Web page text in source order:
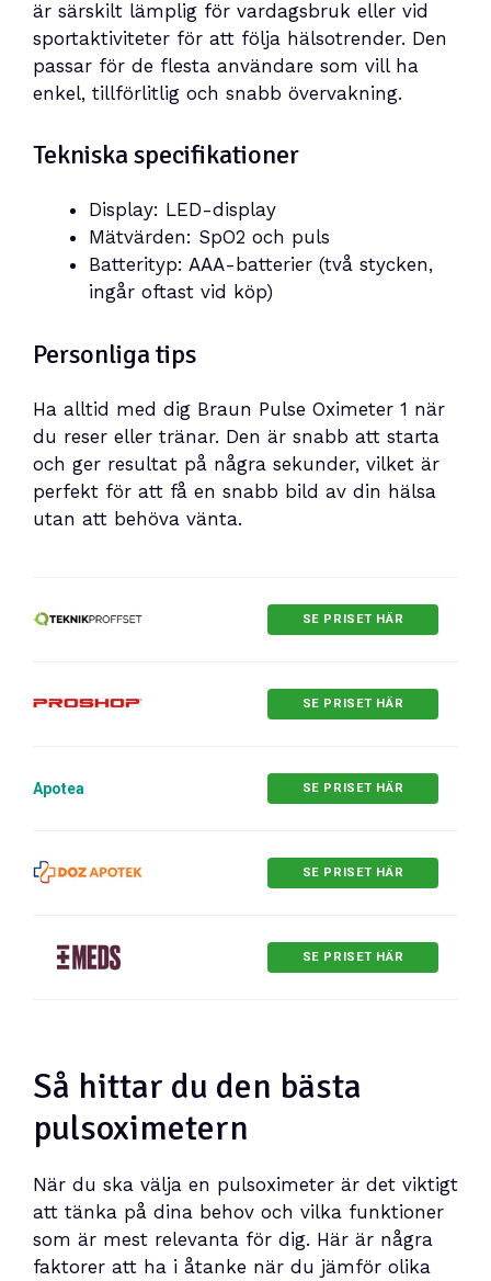
är särskilt lämplig för vardagsbruk eller vid
sportaktiviteter för att följa hälsotrender. Den
passar för de flesta användare som vill ha
enkel, tillförlitlig och snabb övervakning.
Tekniska specifikationer
Display: LED-display
Mätvärden: SpO2 och puls
Batterityp: AAA-batterier (två stycken,
ingår oftast vid köp)
Personliga tips
Ha alltid med dig Braun Pulse Oximeter 1 när
du reser eller tränar. Den är snabb att starta
och ger resultat på några sekunder, vilket är
perfekt för att få en snabb bild av din hälsa
utan att behöva vänta.
SE PRISET HÄR
SE PRISET HÄR
Apotea SE PRISET HÄR
SE PRISET HÄR
SE PRISET HÄR
Så hittar du den bästa
pulsoximetern
När du ska välja en pulsoximeter är det viktigt
att tänka på dina behov och vilka funktioner
som är mest relevanta för dig. Här är några
faktorer att ha i åtanke när du jämför olika